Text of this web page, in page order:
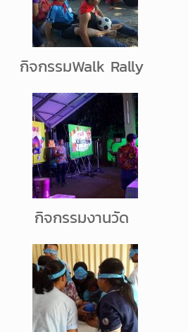
กิจกรรมWalk Rally
กิจกรรมงานวัด